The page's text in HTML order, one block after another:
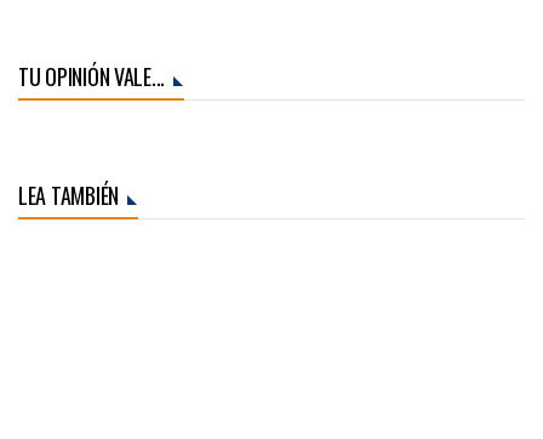
TU OPINIÓN VALE...
LEA TAMBIÉN